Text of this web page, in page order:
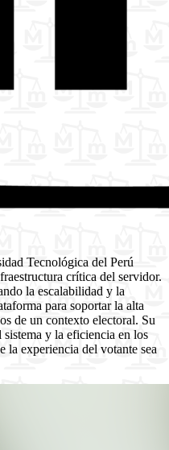
Tecnológica del Perú
crítica del servidor.
la escalabilidad y la
para soportar la alta
de un contexto electoral. Su
y la eficiencia en los
la experiencia del votante sea